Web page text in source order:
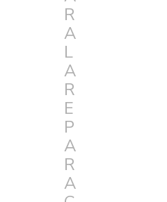
R
A
L
A
R
E
P
A
R
A